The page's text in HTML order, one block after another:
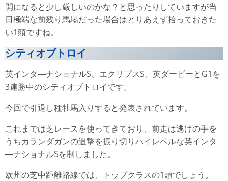
開になると少し厳しいのかな？と思ったりしていますが当
日極端な前残り馬場だった場合はとりあえず拾っておきた
い1頭ですね。
シティオブトロイ
英インタ―ナショナルS、エクリプスS、英ダービーとG1を
3連勝中のシティオブトロイです。
今回で引退し種牡馬入りすると発表されています。
これまでは芝レースを使ってきており、前走は逃げの手を
うちカランダガンの追撃を振り切りハイレベルな英インタ
―ナショナルSを制しました。
欧州の芝中距離路線では、トップクラスの1頭でしょう。